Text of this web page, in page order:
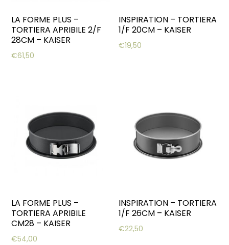
LA FORME PLUS –
TORTIERA APRIBILE 2/F
28CM – KAISER
€61,50
INSPIRATION – TORTIERA
1/F 20CM – KAISER
€19,50
LA FORME PLUS –
TORTIERA APRIBILE
CM28 – KAISER
€54,00
INSPIRATION – TORTIERA
1/F 26CM – KAISER
€22,50